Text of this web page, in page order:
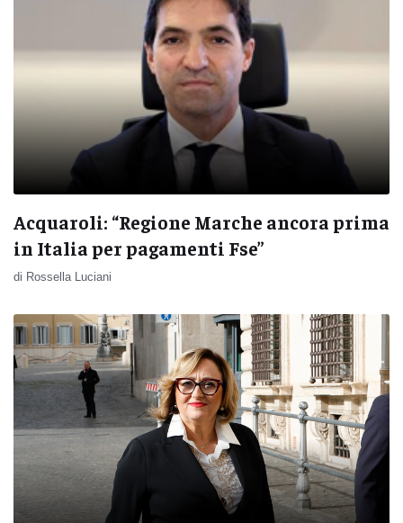
Acquaroli: “Regione Marche ancora prima
in Italia per pagamenti Fse”
di Rossella Luciani